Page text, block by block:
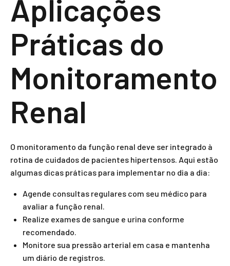
Aplicações
Práticas do
Monitoramento
Renal
O monitoramento da função renal deve ser integrado à
rotina de cuidados de pacientes hipertensos. Aqui estão
algumas dicas práticas para implementar no dia a dia:
Agende consultas regulares com seu médico para
avaliar a função renal.
Realize exames de sangue e urina conforme
recomendado.
Monitore sua pressão arterial em casa e mantenha
um diário de registros.